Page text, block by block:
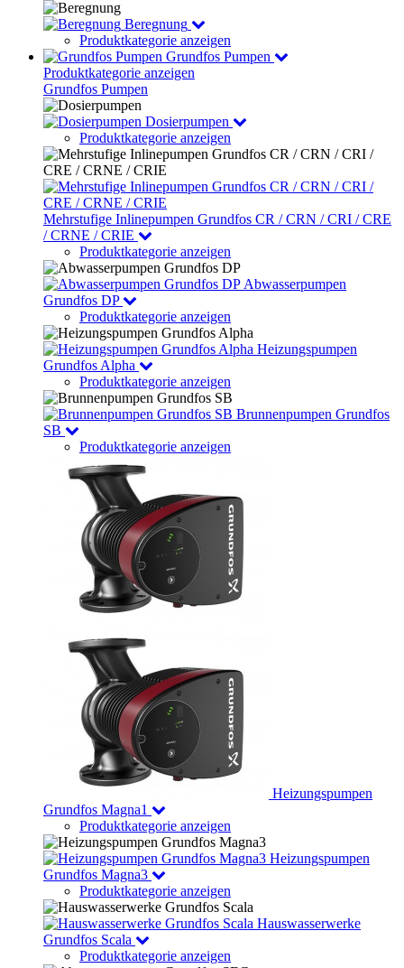
Beregnung
Produktkategorie anzeigen
Grundfos Pumpen
Produktkategorie anzeigen
Grundfos Pumpen
Dosierpumpen
Produktkategorie anzeigen
Mehrstufige Inlinepumpen Grundfos CR / CRN / CRI / CRE
/ CRNE / CRIE
Produktkategorie anzeigen
Abwasserpumpen
Grundfos DP
Produktkategorie anzeigen
Heizungspumpen
Grundfos Alpha
Produktkategorie anzeigen
Brunnenpumpen Grundfos
SB
Produktkategorie anzeigen
Heizungspumpen
Grundfos Magna1
Produktkategorie anzeigen
Heizungspumpen
Grundfos Magna3
Produktkategorie anzeigen
Hauswasserwerke
Grundfos Scala
Produktkategorie anzeigen